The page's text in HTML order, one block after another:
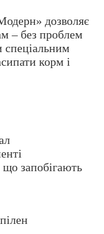
дозволяє
– без проблем
спеціальним
корм і
запобігають